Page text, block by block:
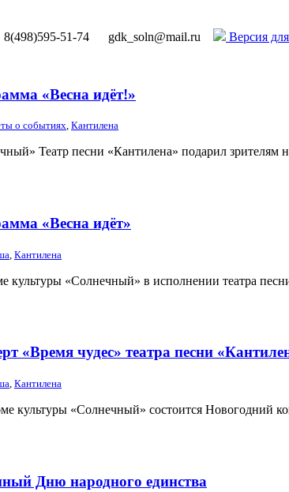
8(498)595-51-74 gdk_soln@mail.ru
Версия
«Весна идёт!»
о событиях, Кантилена
Театр песни «Кантилена» подарил зрителям
«Весна идёт»
Кантилена
культуры «Солнечный» в исполнении театра
«Время чудес» театра песни
, Кантилена
культуры «Солнечный» состоится Новогодний
Дню народного единства